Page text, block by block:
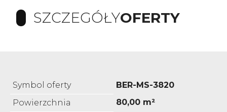
SZCZEGÓŁYOFERTY
Symbol oferty
BER-MS-3820
Powierzchnia
80,00 m²